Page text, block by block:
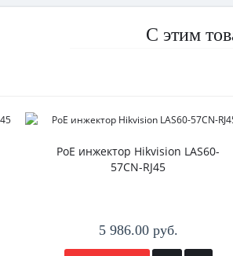
С этим
РоЕ инжектор Hikvision LAS60-
57CN-RJ45
5 986.00 руб.